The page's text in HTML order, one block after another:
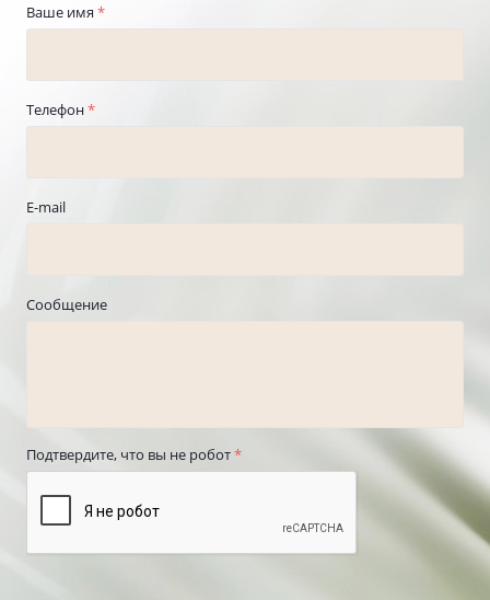
Ваше имя *
Телефон*
E-mail
Сообщение
Подтвердите, что вы не робот*